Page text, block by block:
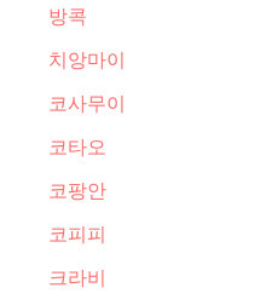
방콕
치앙마이
코사무이
코타오
코팡안
코피피
크라비